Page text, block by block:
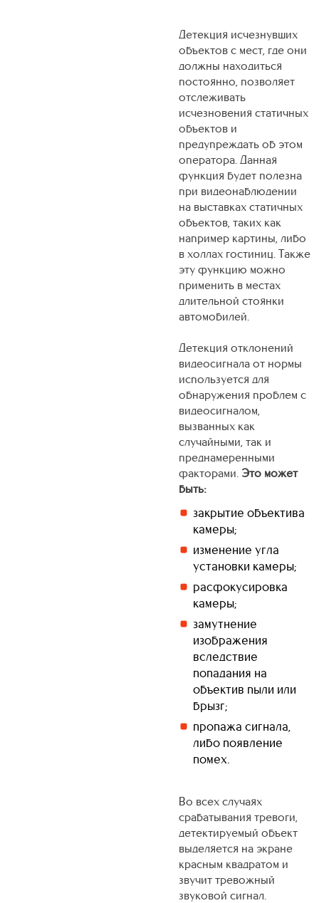
Детекция исчезнувших
объектов с мест, где они
должны находиться
постоянно, позволяет
отслеживать
исчезновения статичных
объектов и
предупреждать об этом
оператора. Данная
функция будет полезна
при видеонаблюдении
на выставках статичных
объектов, таких как
например картины, либо
в холлах гостиниц. Также
эту функцию можно
применить в местах
длительной стоянки
автомобилей.
Детекция отклонений
видеосигнала от нормы
используется для
обнаружения проблем с
видеосигналом,
вызванных как
случайными, так и
преднамеренными
факторами. Это может
быть:
закрытие объектива
камеры;
изменение угла
установки камеры;
расфокусировка
камеры;
замутнение
изображения
вследствие
попадания на
объектив пыли или
брызг;
пропажа сигнала,
либо появление
помех.
Во всех случаях
срабатывания тревоги,
детектируемый объект
выделяется на экране
красным квадратом и
звучит тревожный
звуковой сигнал.